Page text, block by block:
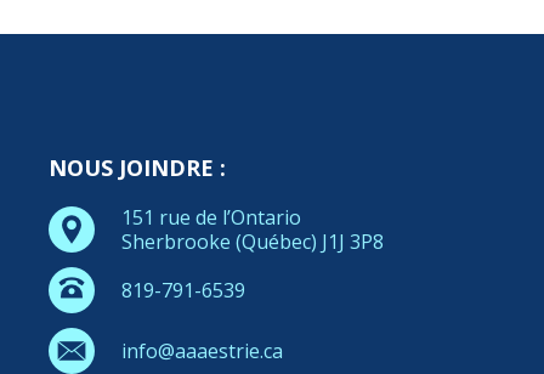
NOUS JOINDRE :
151 rue de l’Ontario
Sherbrooke (Québec) J1J 3P8
819-791-6539
info@aaaestrie.ca